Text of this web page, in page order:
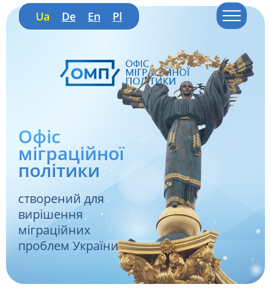
Ua De En Pl
Офіс
міграційної
політики
створений для
вирішення
міграційних
проблем України